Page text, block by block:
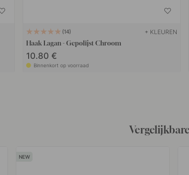
14 + KLEUREN
Haak Lagan - Gepolijst Chroom
10.80 €
Binnenkort op voorraad